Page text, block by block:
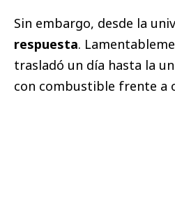
Sin embargo, desde la
respuesta.
trasladó un día hasta la
con combustible frente a